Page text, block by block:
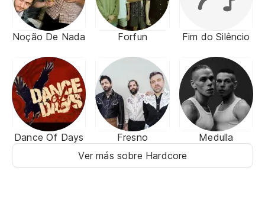
Noção De Nada Forfun Fim do Silêncio
Dance Of Days Fresno
Medulla
Ver más sobre Hardcore